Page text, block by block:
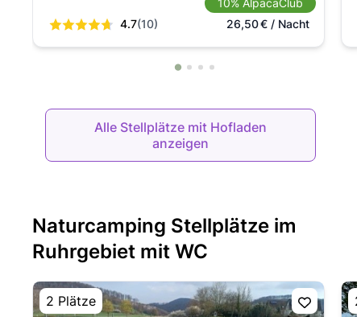
4.7(10)
10% AlpacaClub
26,50€/ Nacht
Alle Stellplätze mit Hofladen
anzeigen
Naturcamping Stellplätze im
Ruhrgebiet mit WC
2 Plätze